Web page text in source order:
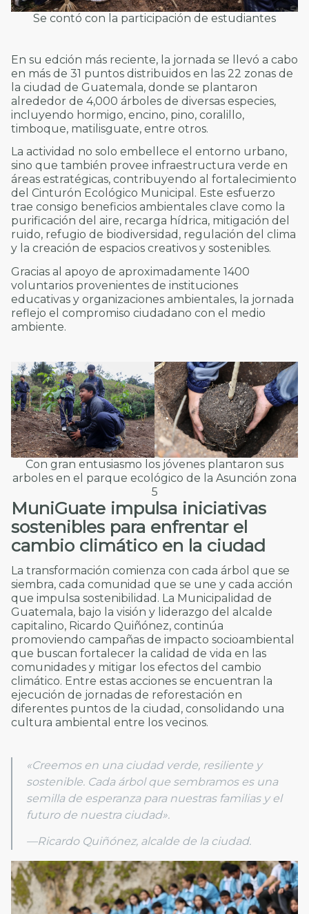
Se contó con la participación de estudiantes
En su edción más reciente, la jornada se llevó a cabo
en más de 31 puntos distribuidos en las 22 zonas de
la ciudad de Guatemala, donde se plantaron
alrededor de 4,000 árboles de diversas especies,
incluyendo hormigo, encino, pino, coralillo,
timboque, matilisguate, entre otros.
La actividad no solo embellece el entorno urbano,
sino que también provee infraestructura verde en
áreas estratégicas, contribuyendo al fortalecimiento
del Cinturón Ecológico Municipal. Este esfuerzo
trae consigo beneficios ambientales clave como la
purificación del aire, recarga hídrica, mitigación del
ruido, refugio de biodiversidad, regulación del clima
y la creación de espacios creativos y sostenibles.
Gracias al apoyo de aproximadamente 1400
voluntarios provenientes de instituciones
educativas y organizaciones ambientales, la jornada
reflejo el compromiso ciudadano con el medio
ambiente.
Con gran entusiasmo los jóvenes plantaron sus
arboles en el parque ecológico de la Asunción zona
5
MuniGuate impulsa iniciativas
sostenibles para enfrentar el
cambio climático en la ciudad
La transformación comienza con cada árbol que se
siembra, cada comunidad que se une y cada acción
que impulsa sostenibilidad. La Municipalidad de
Guatemala, bajo la visión y liderazgo del alcalde
capitalino, Ricardo Quiñónez, continúa
promoviendo campañas de impacto socioambiental
que buscan fortalecer la calidad de vida en las
comunidades y mitigar los efectos del cambio
climático. Entre estas acciones se encuentran la
ejecución de jornadas de reforestación en
diferentes puntos de la ciudad, consolidando una
cultura ambiental entre los vecinos.
«Creemos en una ciudad verde, resiliente y
sostenible. Cada árbol que sembramos es una
semilla de esperanza para nuestras familias y el
futuro de nuestra ciudad».
—Ricardo Quiñónez, alcalde de la ciudad.